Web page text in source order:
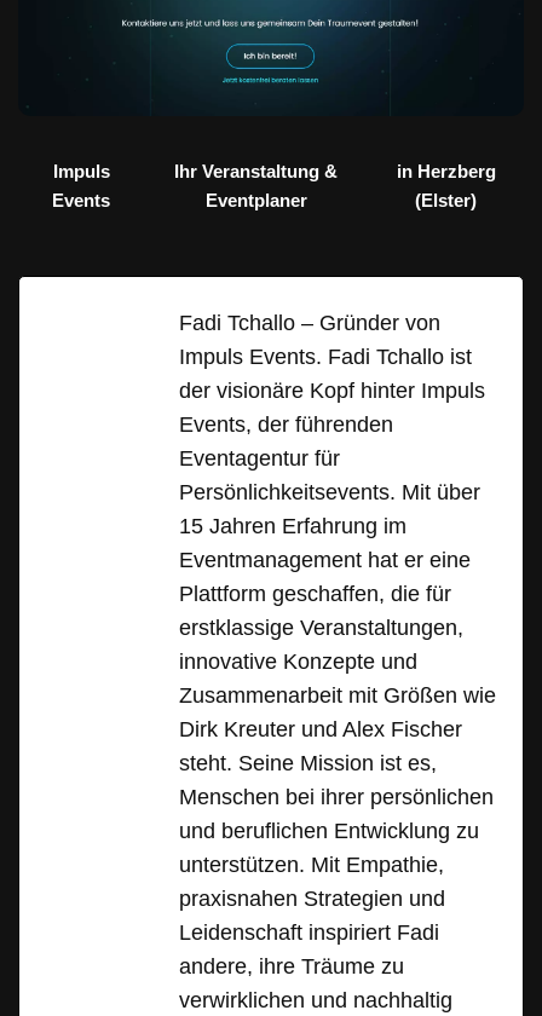
Impuls
Events
Ihr Veranstaltung &
Eventplaner
in Herzberg
(Elster)
Fadi Tchallo – Gründer von
Impuls Events. Fadi Tchallo ist
der visionäre Kopf hinter Impuls
Events, der führenden
Eventagentur für
Persönlichkeitsevents. Mit über
15 Jahren Erfahrung im
Eventmanagement hat er eine
Plattform geschaffen, die für
erstklassige Veranstaltungen,
innovative Konzepte und
Zusammenarbeit mit Größen wie
Dirk Kreuter und Alex Fischer
steht. Seine Mission ist es,
Menschen bei ihrer persönlichen
und beruflichen Entwicklung zu
unterstützen. Mit Empathie,
praxisnahen Strategien und
Leidenschaft inspiriert Fadi
andere, ihre Träume zu
verwirklichen und nachhaltig